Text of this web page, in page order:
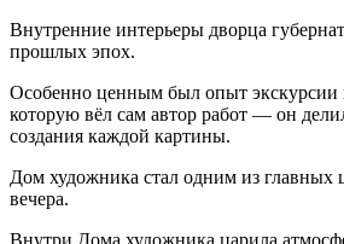
Внутренние интерьеры дворца
прошлых эпох.
Особенно ценным был опыт экскурсии
которую вёл сам автор работ — он
создания каждой картины.
Дом художника стал одним из главных
вечера.
Внутри Дома художника царила